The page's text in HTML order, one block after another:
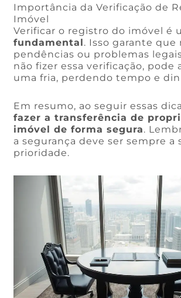
Importância da Verificação de
Imóvel
Verificar o registro do imóvel é
fundamental . Isso garante que
pendências ou problemas
não fizer essa verificação, pode
uma fria, perdendo tempo e
Em resumo, ao seguir essas
fazer a transferência de
imóvel de forma segura.
a segurança deve ser sempre a
prioridade.